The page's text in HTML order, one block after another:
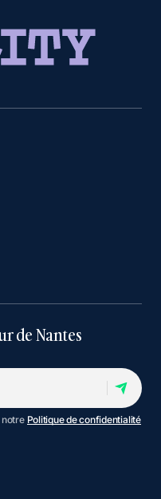
de Nantes
notre Politique de confidentialité